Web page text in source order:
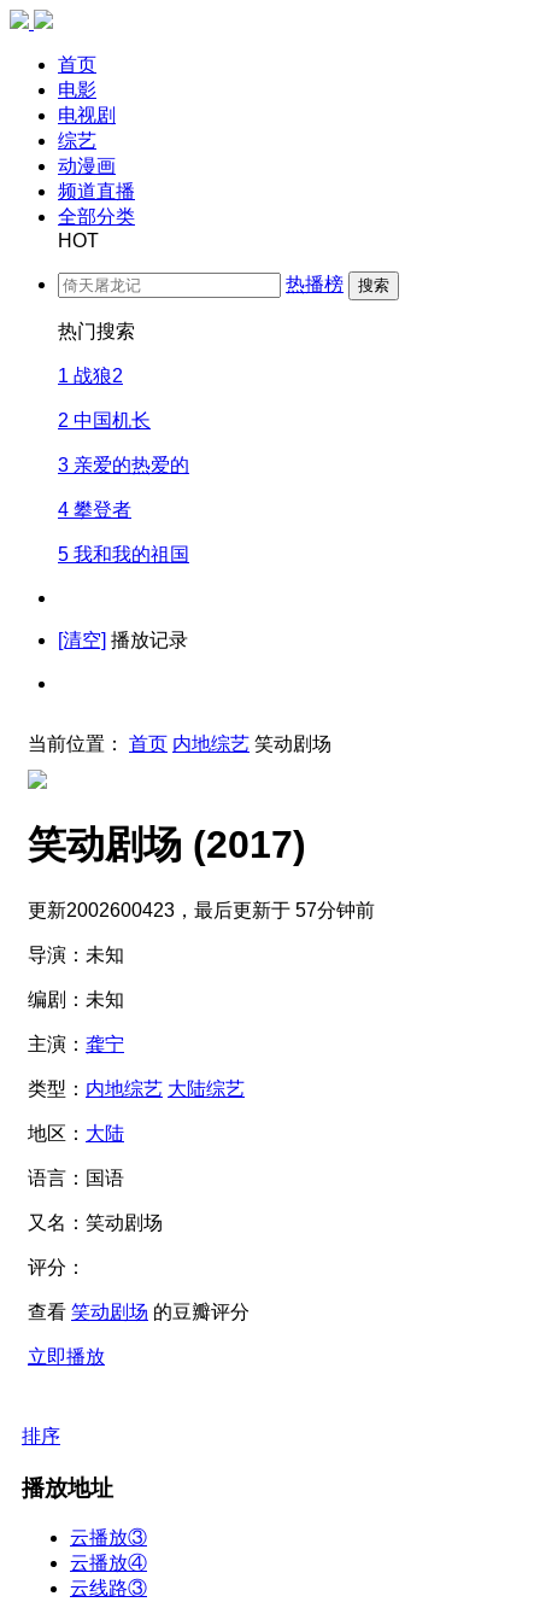
首页
电影
电视剧
综艺
动漫画
频道直播
全部分类
HOT
热播榜 搜索
热门搜索
1 战狼2
2 中国机长
3 亲爱的热爱的
4 攀登者
5 我和我的祖国
[清空] 播放记录
当前位置： 首页 内地综艺 笑动剧场
笑动剧场 (2017)
更新2002600423，最后更新于 57分钟前
导演： 未知
编剧： 未知
主演： 龚宁
类型： 内地综艺 大陆综艺
地区： 大陆
语言： 国语
又名： 笑动剧场
评分：
查看 笑动剧场 的豆瓣评分
立即播放
排序
播放地址
云播放③
云播放④
云线路③